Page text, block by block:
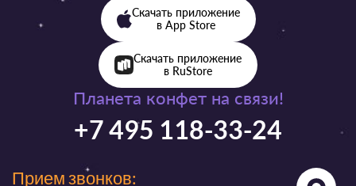
Планета конфет на связи!
+7 495 118-33-24
Прием звонков:
Скачать приложение
в App Store
Скачать приложение
в RuStore